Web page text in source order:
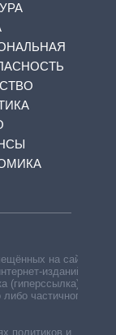
на сайте,
изданий —
(гиперссылка)
частичного
политиков и